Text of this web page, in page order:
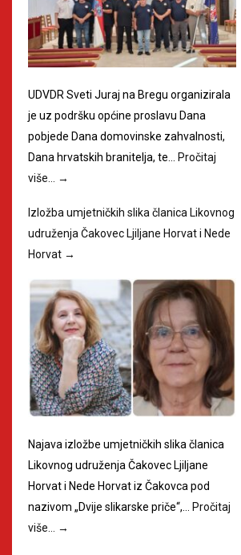
UDVDR Sveti Juraj na Bregu organizirala
je uz podršku općine proslavu Dana
pobjede Dana domovinske zahvalnosti,
Dana hrvatskih branitelja, te… Pročitaj
više… →
Izložba umjetničkih slika članica Likovnog
udruženja Čakovec Ljiljane Horvat i Nede
Horvat →
Najava izložbe umjetničkih slika članica
Likovnog udruženja Čakovec Ljiljane
Horvat i Nede Horvat iz Čakovca pod
nazivom „Dvije slikarske priče“,…
Pročitaj
više…
→